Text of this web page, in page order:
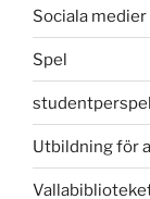
Sociala medier
Spel
Utbildning för